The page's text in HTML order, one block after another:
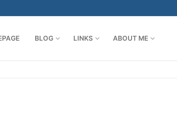
BLOG LINKS ABOUT ME